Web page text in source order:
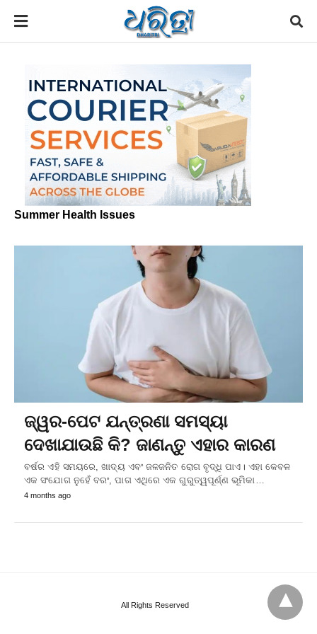
Summer Health Issues
ଜ୍ୱର-ପେଟ ଯନ୍ତ୍ରଣା ସମସ୍ୟା
ଦେଖାଯାଉଛି କି? ଜାଣନ୍ତୁ ଏହାର କାରଣ
ବର୍ଷର ଏହି ସମୟରେ, ଖାଦ୍ୟ ଏବଂ ଜଳଜନିତ ରୋଗ ବୃଦ୍ଧି ପାଏ। ଏହା କେବଳ
ଏକ ସଂଯୋଗ ନୁହେଁ ବରଂ, ପାଗ ଏଥିରେ ଏକ ଗୁରୁତ୍ୱପୂର୍ଣ୍ଣ ଭୂମିକା…
4 months ago
All Rights Reserved